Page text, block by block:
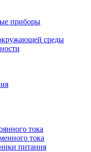
приборы
среды
тока
тока
питания